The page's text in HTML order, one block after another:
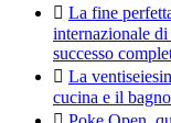
 La fine
internazionale di
successo
 La
cucina e il